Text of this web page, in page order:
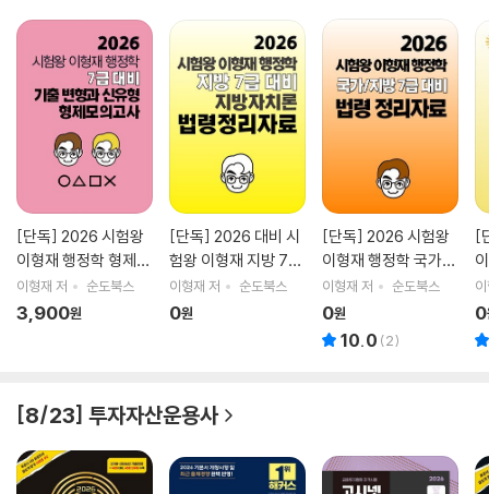
[단독] 2026 시험왕
이형재 행정학 형제모
의고사
이형재 저 순도북스
3,900원
[단독] 2026 대비 시
험왕 이형재 지방 7급
지방자치론 법령 정리
자료
이형재 저 순도북스
0원
[단독] 2026 시험왕
이형재 행정학 국가/
지방 7급 대비 법령 정
리자료
이형재 저 순도북스
0원
10.0 (2)
[
집
0
[8/23] 투자자산운용사